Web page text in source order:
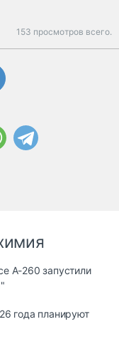
153 просмотров всего.
А-260 запустили
года планируют